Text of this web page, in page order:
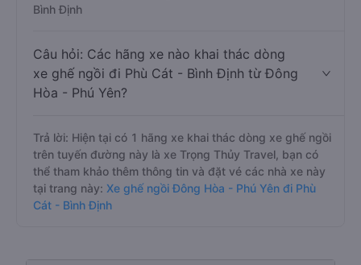
Bình Định
Câu hỏi: Các hãng xe nào khai thác dòng
xe ghế ngồi đi Phù Cát - Bình Định từ Đông
Hòa - Phú Yên?
Trả lời: Hiện tại có 1 hãng xe khai thác dòng xe ghế ngồi
trên tuyến đường này là xe Trọng Thủy Travel, bạn có
thể tham khảo thêm thông tin và đặt vé các nhà xe này
tại trang này: Xe ghế ngồi Đông Hòa - Phú Yên đi Phù
Cát - Bình Định